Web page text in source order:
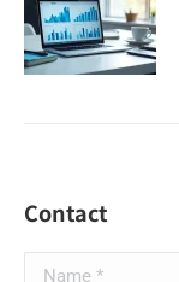
Contact
Name *